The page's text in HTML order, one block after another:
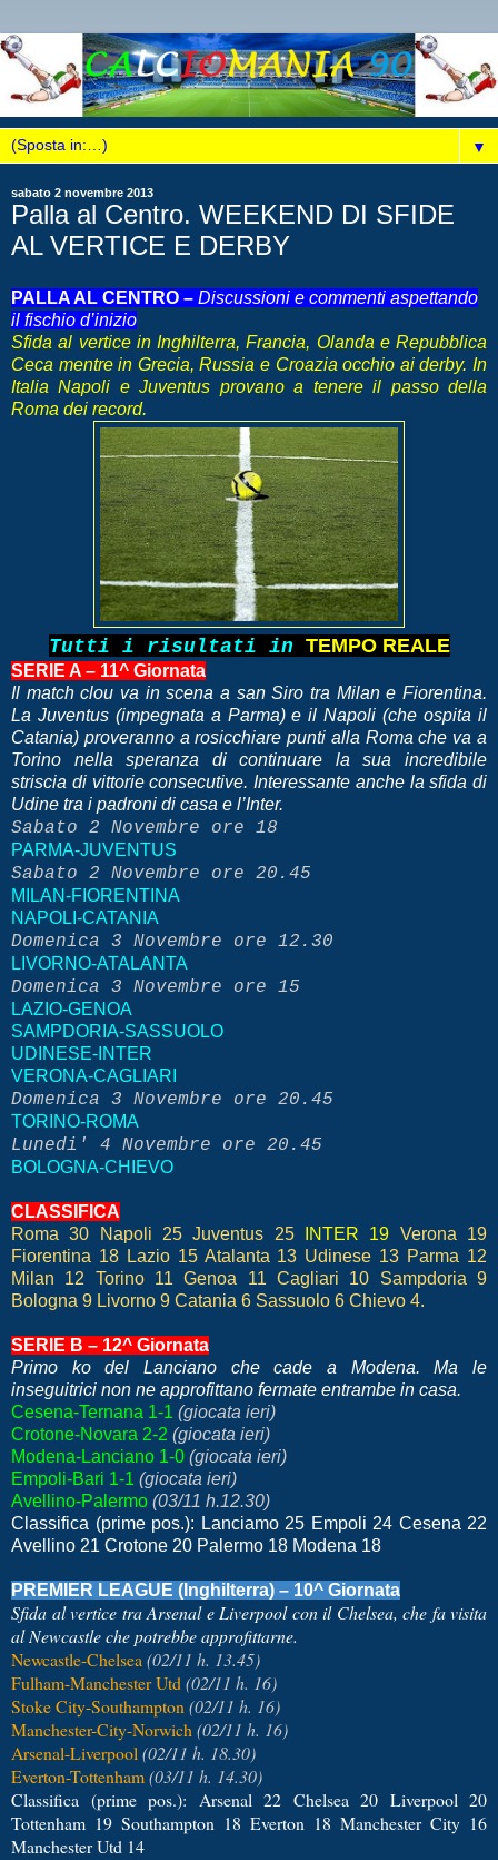
▼
sabato 2 novembre 2013
Palla al Centro. WEEKEND DI SFIDE
AL VERTICE E DERBY
PALLA AL CENTRO – Discussioni e commenti aspettando
il fischio d’inizio
Sfida al vertice in Inghilterra, Francia, Olanda e Repubblica
Ceca mentre in Grecia, Russia e Croazia occhio ai derby. In
Italia Napoli e Juventus provano a tenere il passo della
Roma dei record.
Tutti i risultati in TEMPO REALE
SERIE A – 11^ Giornata
Il match clou va in scena a san Siro tra Milan e Fiorentina.
La Juventus (impegnata a Parma) e il Napoli (che ospita il
Catania) proveranno a rosicchiare punti alla Roma che va a
Torino nella speranza di continuare la sua incredibile
striscia di vittorie consecutive. Interessante anche la sfida di
Udine tra i padroni di casa e l’Inter.
Sabato 2 Novembre ore 18
PARMA-JUVENTUS
Sabato 2 Novembre ore 20.45
MILAN-FIORENTINA
NAPOLI-CATANIA
Domenica 3 Novembre ore 12.30
LIVORNO-ATALANTA
Domenica 3 Novembre ore 15
LAZIO-GENOA
SAMPDORIA-SASSUOLO
UDINESE-INTER
VERONA-CAGLIARI
Domenica 3 Novembre ore 20.45
TORINO-ROMA
Lunedi' 4 Novembre ore 20.45
BOLOGNA-CHIEVO
CLASSIFICA
Roma 30 Napoli 25 Juventus 25
INTER 19 Verona 19
Fiorentina 18 Lazio 15 Atalanta 13 Udinese 13 Parma 12
Milan 12 Torino 11 Genoa 11 Cagliari 10 Sampdoria 9
Bologna 9 Livorno 9 Catania 6 Sassuolo 6 Chievo 4.
SERIE B – 12^ Giornata
Primo ko del Lanciano che cade a Modena. Ma le
inseguitrici non ne approfittano fermate entrambe in casa.
Cesena-Ternana 1-1 (giocata ieri)
Crotone-Novara 2-2 (giocata ieri)
Modena-Lanciano 1-0 (giocata ieri)
Empoli-Bari 1-1 (giocata ieri)
Avellino-Palermo (03/11 h.12.30)
Classifica (prime pos.): Lanciamo 25 Empoli 24 Cesena 22
Avellino 21 Crotone 20 Palermo 18 Modena 18
PREMIER LEAGUE (Inghilterra) – 10^ Giornata
Sfida al vertice tra Arsenal e Liverpool con il Chelsea, che fa visita
al Newcastle che potrebbe approfittarne.
Newcastle-Chelsea(02/11 h. 13.45)
Fulham-Manchester Utd(02/11 h. 16)
Stoke City-Southampton(02/11 h. 16)
Manchester-City-Norwich(02/11 h. 16)
Arsenal-Liverpool(02/11 h. 18.30)
Everton-Tottenham(03/11 h. 14.30)
Classifica (prime pos.): Arsenal 22 Chelsea 20 Liverpool 20
Tottenham 19 Southampton 18 Everton 18 Manchester City 16
Manchester Utd 14